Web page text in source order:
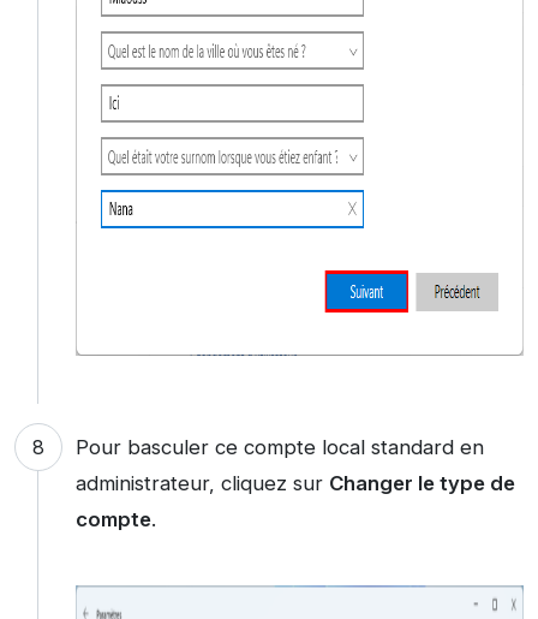
Pour basculer ce compte local standard en
administrateur, cliquez sur Changer le type de
compte.